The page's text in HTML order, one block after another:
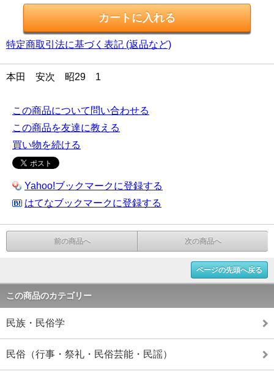
特定商取引法に基づく表記 (返品など)
本田 安次 昭29 1
この商品について問い合わせる
この商品を友達に教える
買い物を続ける
Yahoo!ブックマークに登録する
はてなブックマークに登録する
前の商品へ 次の商品へ
ページの先頭へ戻る
この商品のカテゴリー
民族・民俗学
民俗（行事・祭礼・民俗芸能・民謡）